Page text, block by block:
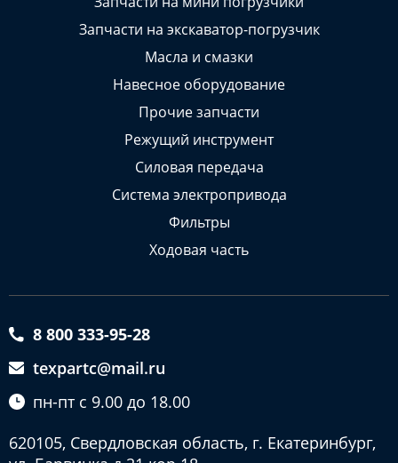
Запчасти на экскаватор-погрузчик
Масла и смазки
Навесное оборудование
Прочие запчасти
Режущий инструмент
Силовая передача
Система электропривода
Фильтры
Ходовая часть
8 800 333-95-28
texpartc@mail.ru
пн-пт с 9.00 до 18.00
620105, Свердловская область, г. Екатеринбург,